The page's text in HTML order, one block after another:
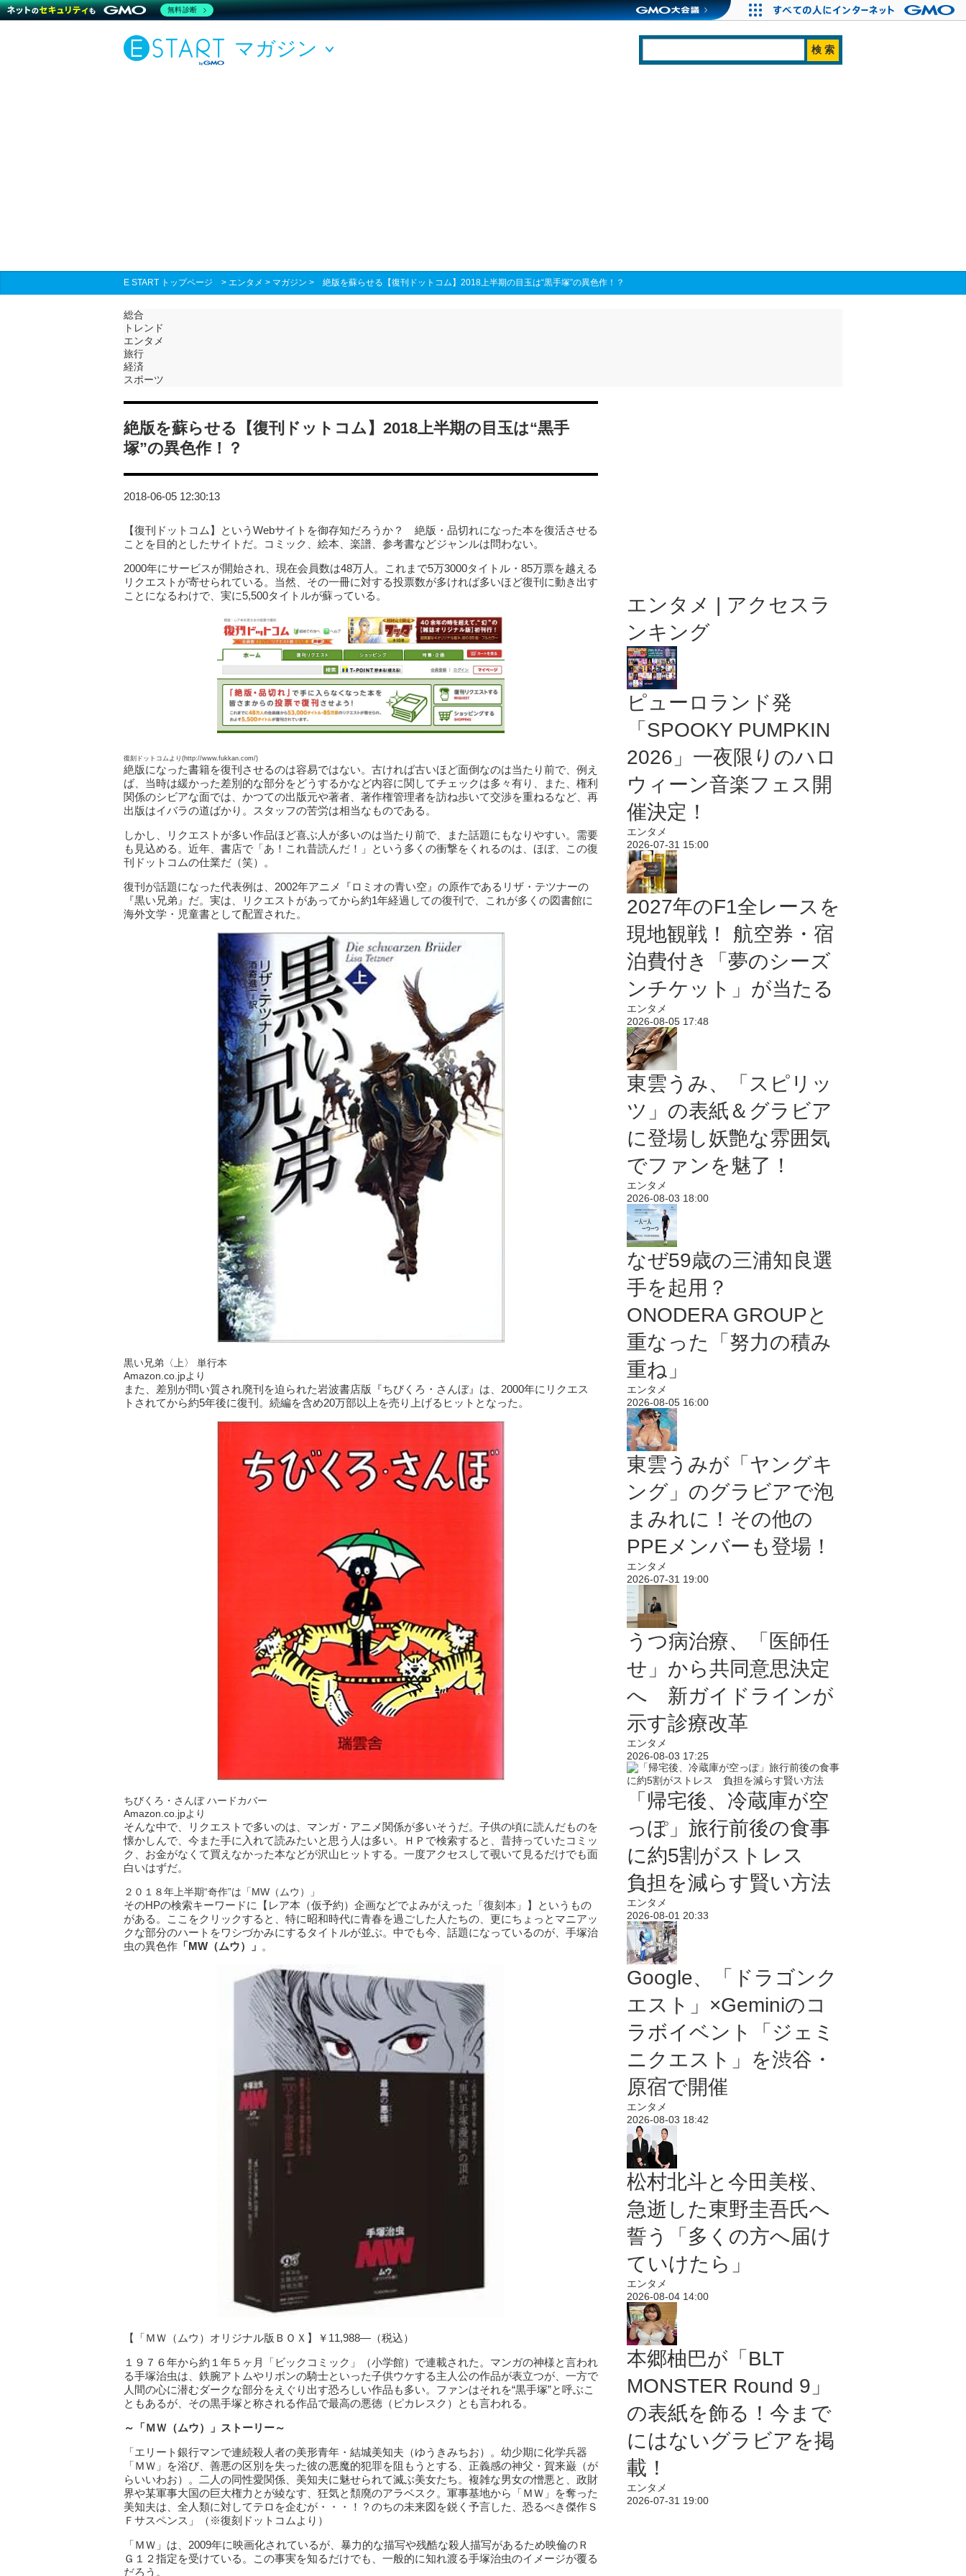
マガジン
E START トップページ > エンタメ > マガジン > 絶版を蘇らせる【復刊ドットコム】2018上半期の目玉は“黒手塚”の異色作！？
総合
トレンド
エンタメ
旅行
経済
スポーツ
絶版を蘇らせる【復刊ドットコム】2018上半期の目玉は“黒手
塚”の異色作！？
2018-06-05 12:30:13
【復刊ドットコム】というWebサイトを御存知だろうか？ 絶版・品切れになった本を復活させる
ことを目的としたサイトだ。コミック、絵本、楽譜、参考書などジャンルは問わない。
2000年にサービスが開始され、現在会員数は48万人。これまで5万3000タイトル・85万票を越える
リクエストが寄せられている。当然、その一冊に対する投票数が多ければ多いほど復刊に動き出す
ことになるわけで、実に5,500タイトルが蘇っている。
復刻ドットコムより(http://www.fukkan.com/)
絶版になった書籍を復刊させるのは容易ではない。古ければ古いほど面倒なのは当たり前で、例え
ば、当時は緩かった差別的な部分をどうするかなど内容に関してチェックは多々有り、また、権利
関係のシビアな面では、かつての出版元や著者、著作権管理者を訪ね歩いて交渉を重ねるなど、再
出版はイバラの道ばかり。スタッフの苦労は相当なものである。
しかし、リクエストが多い作品ほど喜ぶ人が多いのは当たり前で、また話題にもなりやすい。需要
も見込める。近年、書店で「あ！これ昔読んだ！」という多くの衝撃をくれるのは、ほぼ、この復
刊ドットコムの仕業だ（笑）。
復刊が話題になった代表例は、2002年アニメ『ロミオの青い空』の原作であるリザ・テツナーの
『黒い兄弟』だ。実は、リクエストがあってから約1年経過しての復刊で、これが多くの図書館に
海外文学・児童書として配置された。
黒い兄弟〈上〉 単行本
Amazon.co.jpより
また、差別が問い質され廃刊を迫られた岩波書店版『ちびくろ・さんぼ』は、2000年にリクエス
トされてから約5年後に復刊。続編を含め20万部以上を売り上げるヒットとなった。
ちびくろ・さんぼ ハードカバー
Amazon.co.jpより
そんな中で、リクエストで多いのは、マンガ・アニメ関係が多いそうだ。子供の頃に読んだものを
懐かしんで、今また手に入れて読みたいと思う人は多い。ＨＰで検索すると、昔持っていたコミッ
ク、お金がなくて買えなかった本などが沢山ヒットする。一度アクセスして覗いて見るだけでも面
白いはずだ。
２０１８年上半期“奇作”は「MW（ムウ）」
そのHPの検索キーワードに【レア本（仮予約）企画などでよみがえった「復刻本」】というもの
がある。ここをクリックすると、特に昭和時代に青春を過ごした人たちの、更にちょっとマニアッ
クな部分のハートをワシづかみにするタイトルが並ぶ。中でも今、話題になっているのが、手塚治
虫の異色作 「MW （ムウ）」 。
【「ＭＷ（ムウ）オリジナル版ＢＯＸ】￥11,988―（税込）
１９７６年から約１年５ヶ月「ビックコミック」（小学館）で連載された。マンガの神様と言われ
る手塚治虫は、鉄腕アトムやリボンの騎士といった子供ウケする主人公の作品が表立つが、一方で
人間の心に潜むダークな部分をえぐり出す恐ろしい作品も多い。ファンはそれを“黒手塚”と呼ぶこ
ともあるが、その黒手塚と称される作品で最高の悪徳（ピカレスク）とも言われる。
～「ＭＷ（ムウ）」ストーリー～
「エリート銀行マンで連続殺人者の美形青年・結城美知夫（ゆうきみちお）。幼少期に化学兵器
「ＭＷ」を浴び、善悪の区別を失った彼の悪魔的犯罪を阻もうとする、正義感の神父・賀来巌（が
らいいわお）。二人の同性愛関係、美知夫に魅せられて滅ぶ美女たち。複雑な男女の憎悪と、政財
界や某軍事大国の巨大権力とが綾なす、狂気と頽廃のアラベスク。軍事基地から「ＭＷ」を奪った
美知夫は、全人類に対してテロを企むが・・・！？のちの未来図を鋭く予言した、恐るべき傑作Ｓ
Ｆサスペンス」（※復刻ドットコムより）
「ＭＷ」は、2009年に映画化されているが、暴力的な描写や残酷な殺人描写があるため映倫のＲ
Ｇ１２指定を受けている。この事実を知るだけでも、一般的に知れ渡る手塚治虫のイメージが覆る
だろう。
エンタメ | アクセスラ
ンキング
ピューロランド発
「SPOOKY PUMPKIN
2026」一夜限りのハロ
ウィーン音楽フェス開
催決定！
エンタメ
2026-07-31 15:00
2027年のF1全レースを
現地観戦！ 航空券・宿
泊費付き「夢のシーズ
ンチケット」が当たる
エンタメ
2026-08-05 17:48
東雲うみ、「スピリッ
ツ」の表紙＆グラビア
に登場し妖艶な雰囲気
でファンを魅了！
エンタメ
2026-08-03 18:00
なぜ59歳の三浦知良選
手を起用？
ONODERA GROUPと
重なった「努力の積み
重ね」
エンタメ
2026-08-05 16:00
東雲うみが「ヤングキ
ング」のグラビアで泡
まみれに！その他の
PPEメンバーも登場！
エンタメ
2026-07-31 19:00
うつ病治療、「医師任
せ」から共同意思決定
へ 新ガイドラインが
示す診療改革
エンタメ
2026-08-03 17:25
「帰宅後、冷蔵庫が空
っぽ」旅行前後の食事
に約5割がストレス
負担を減らす賢い方法
エンタメ
2026-08-01 20:33
Google、「ドラゴンク
エスト」×Geminiのコ
ラボイベント「ジェミ
ニクエスト」を渋谷・
原宿で開催
エンタメ
2026-08-03 18:42
松村北斗と今田美桜、
急逝した東野圭吾氏へ
誓う「多くの方へ届け
ていけたら」
エンタメ
2026-08-04 14:00
本郷柚巴が「BLT
MONSTER Round 9」
の表紙を飾る！今まで
にはないグラビアを掲
載！
エンタメ
2026-07-31 19:00
無料診断